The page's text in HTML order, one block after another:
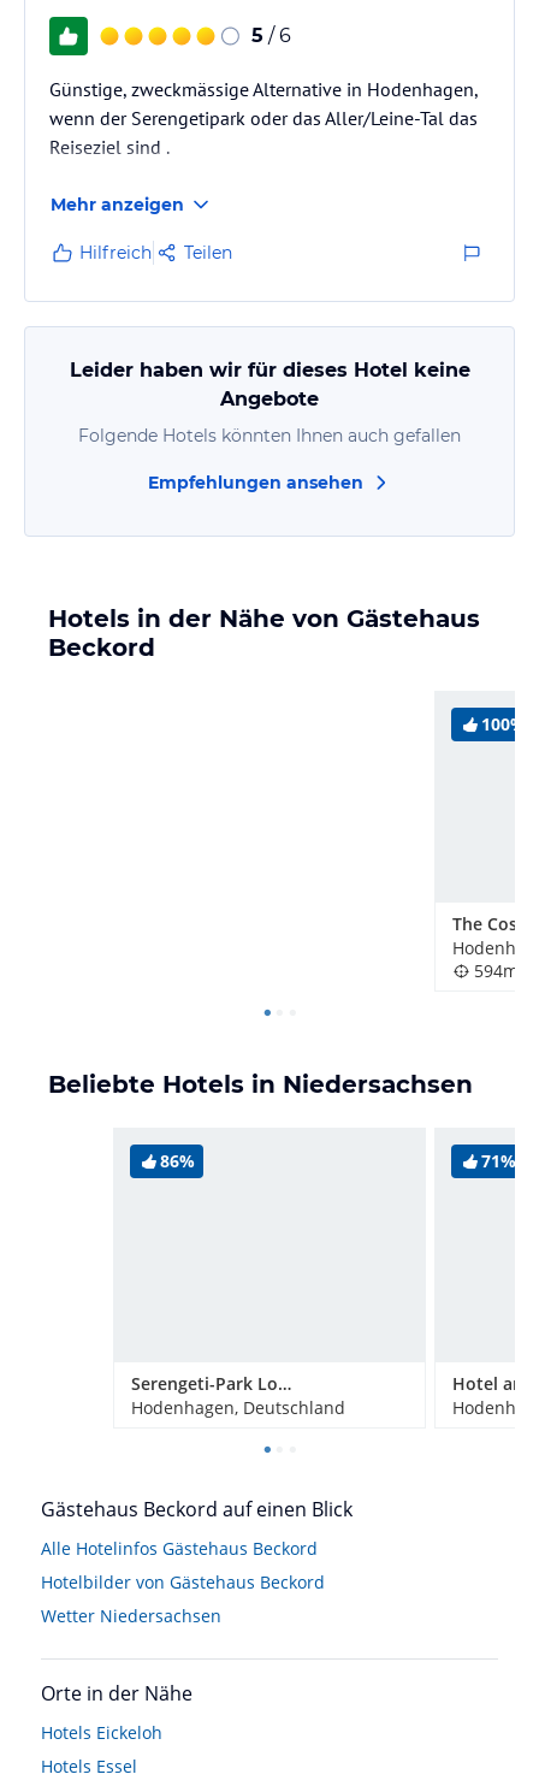
5 / 6
Günstige, zweckmässige Alternative in Hodenhagen,
wenn der Serengetipark oder das Aller/Leine-Tal das
Reiseziel sind .
Mehr anzeigen
Hilfreich Teilen
Leider haben wir für dieses Hotel keine
Angebote
Folgende Hotels könnten Ihnen auch gefallen
Empfehlungen ansehen
Hotels in der Nähe von Gästehaus
Beckord
100%
594m
Beliebte Hotels in Niedersachsen
86%
Serengeti-Park Lodges Hodenhagen
Hodenhagen, Deutschland
71%
Gästehaus Beckord auf einen Blick
Alle Hotelinfos Gästehaus Beckord
Hotelbilder von Gästehaus Beckord
Wetter Niedersachsen
Orte in der Nähe
Hotels Eickeloh
Hotels Essel